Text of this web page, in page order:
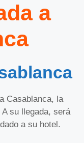
a
Casablanca, la
su llegada, será
a su hotel.